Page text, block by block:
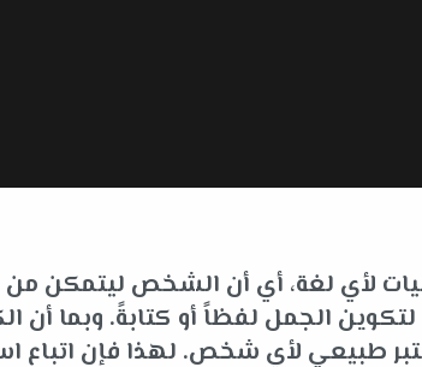
لأي لغة، أي أن الشخص ليتمكن
الجمل لفظاً أو كتابةً. وبما
طبيعي لأي شخص. لهذا فإن